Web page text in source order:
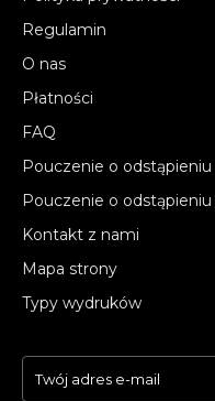
Regulamin
O nas
Płatności
FAQ
Pouczenie o
Pouczenie o
Kontakt z nami
Mapa strony
Typy wydruków